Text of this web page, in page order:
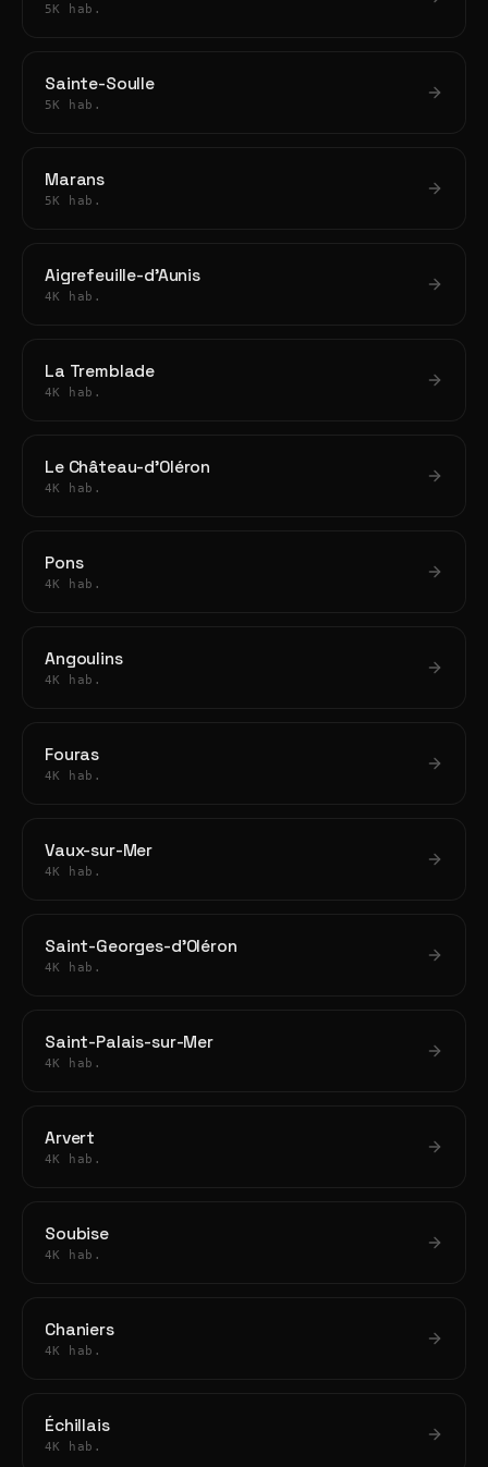
5K hab.
Sainte-Soulle
5K hab.
Marans
5K hab.
Aigrefeuille-d'Aunis
4K hab.
La Tremblade
4K hab.
Le Château-d'Oléron
4K hab.
Pons
4K hab.
Angoulins
4K hab.
Fouras
4K hab.
Vaux-sur-Mer
4K hab.
Saint-Georges-d'Oléron
4K hab.
Saint-Palais-sur-Mer
4K hab.
Arvert
4K hab.
Soubise
4K hab.
Chaniers
4K hab.
Échillais
4K hab.